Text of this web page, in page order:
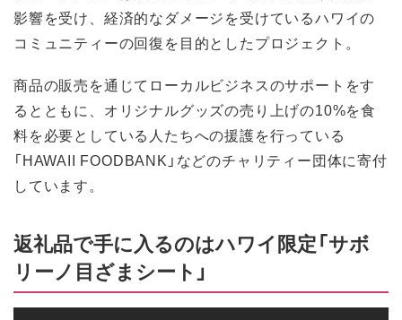
影響を受け、経済的なダメージを受けているハワイの
コミュニティーの回復を目的としたプロジェクト。
商品の販売を通じてローカルビジネスのサポートをす
るとともに、オリジナルグッズの売り上げの10%を食
料を必要としている人たちへの援護を行っている
「HAWAII FOODBANK」などのチャリティー団体に寄付
しています。
返礼品で手に入るのはハワイ限定「サボ
リーノ目ざまシート」